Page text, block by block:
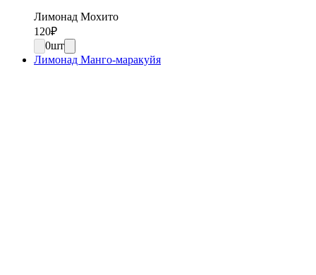
Лимонад Мохито
120₽
0шт
Лимонад Манго-маракуйя